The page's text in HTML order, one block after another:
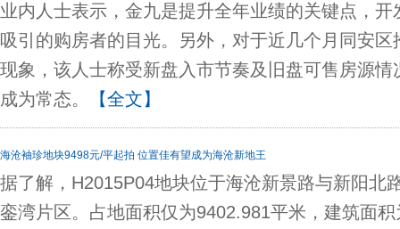
业内人士表示，金九是提升全年业绩的关键点，
吸引的购房者的目光。另外，对于近几个月同安
现象，该人士称受新盘入市节奏及旧盘可售房源
成为常态。
【全文】
海沧袖珍地块9498元/平起拍 位置佳有望成为海沧新地王
据了解，H2015P04地块位于海沧新景路与新阳北
銮湾片区。占地面积仅为9402.981平米，建筑面